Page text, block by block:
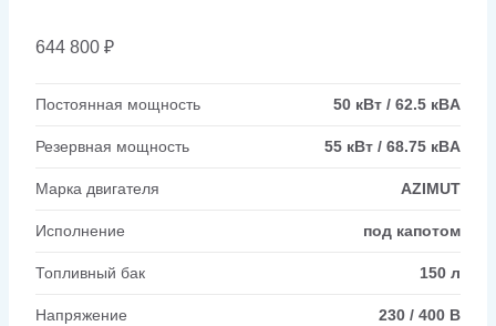
644 800 ₽
Постоянная мощность 50 кВт / 62.5 кВA
Резервная мощность 55 кВт / 68.75 кВA
Марка двигателя AZIMUT
Исполнение под капотом
Топливный бак 150 л
Напряжение 230 / 400 В